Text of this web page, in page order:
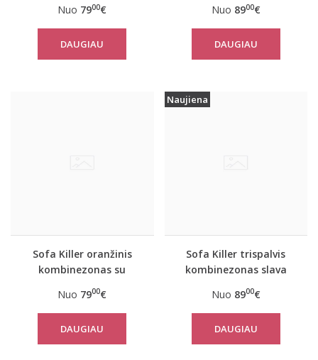
Nuo 7900€
DAUGIAU
Nuo 8900€
DAUGIAU
Sofa Killer oranžinis
kombinezonas su
Nuo 7900€
DAUGIAU
Naujiena
Sofa Killer trispalvis
kombinezonas slava
Nuo 8900€
DAUGIAU